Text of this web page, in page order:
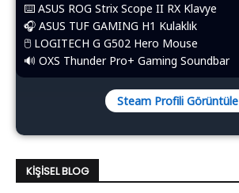
⌨️​ ASUS ROG Strix Scope II RX Klavye
🎧 ASUS TUF GAMING H1 Kulaklık
🖱️​ LOGITECH G G502 Hero Mouse
🔊 OXS Thunder Pro+ Gaming Soundbar
Steam Profili Görüntüle
KIŞISEL BLOG